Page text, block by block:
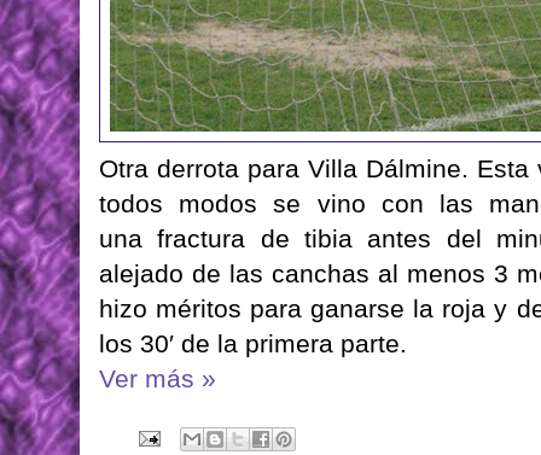
Otra derrota para Villa Dálmine.
todos modos se vino con las
una fractura de tibia antes del
alejado de las canchas al menos 3
hizo méritos para ganarse la roja y
los 30′ de la primera parte.
Ver más »